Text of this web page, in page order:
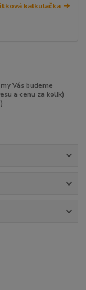
kalkulačka
Vás budeme
a cenu za kolik)